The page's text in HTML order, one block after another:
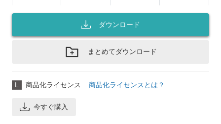
ダウンロード
まとめてダウンロード
L 商品化ライセンス 商品化ライセンスとは？
今すぐ購入